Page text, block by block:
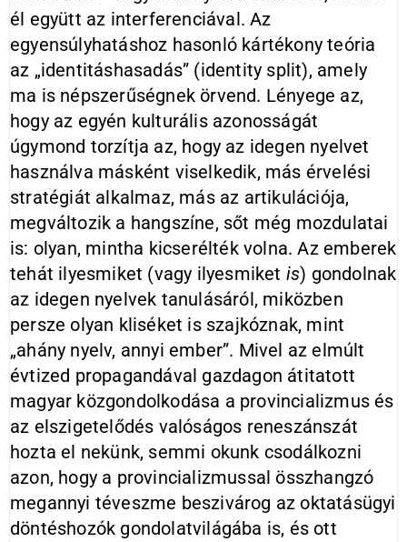
él együtt az interferenciával. Az
egyensúlyhatáshoz hasonló kártékony teória
az „identitáshasadás” (identity split), amely
ma is népszerűségnek örvend. Lényege az,
hogy az egyén kulturális azonosságát
úgymond torzítja az, hogy az idegen nyelvet
használva másként viselkedik, más érvelési
stratégiát alkalmaz, más az artikulációja,
megváltozik a hangszíne, sőt még mozdulatai
is: olyan, mintha kicserélték volna. Az emberek
tehát ilyesmiket (vagy ilyesmiket is) gondolnak
az idegen nyelvek tanulásáról, miközben
persze olyan kliséket is szajkóznak, mint
„ahány nyelv, annyi ember”. Mivel az elmúlt
évtized propagandával gazdagon átitatott
magyar közgondolkodása a provincializmus és
az elszigetelődés valóságos reneszánszát
hozta el nekünk, semmi okunk csodálkozni
azon, hogy a provincializmussal összhangzó
megannyi téveszme beszivárog az oktatásügyi
döntéshozók gondolatvilágába is, és ott